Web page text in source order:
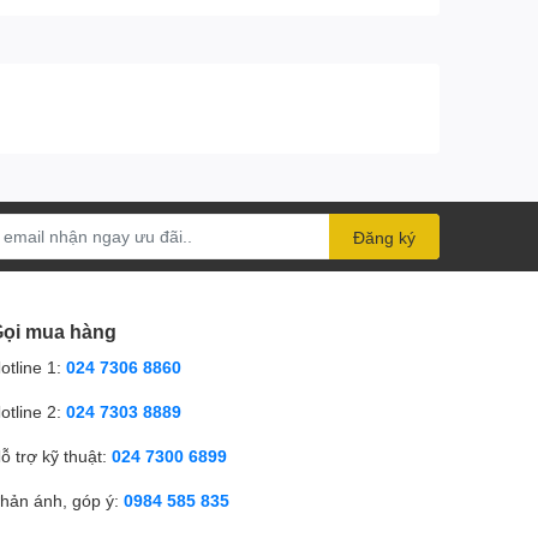
Đăng ký
mua hàng
1: 024 7306 8860
2: 024 7303 8889
trợ kỹ thuật: 024 7300 6899
ánh, góp ý: 0984 585 835